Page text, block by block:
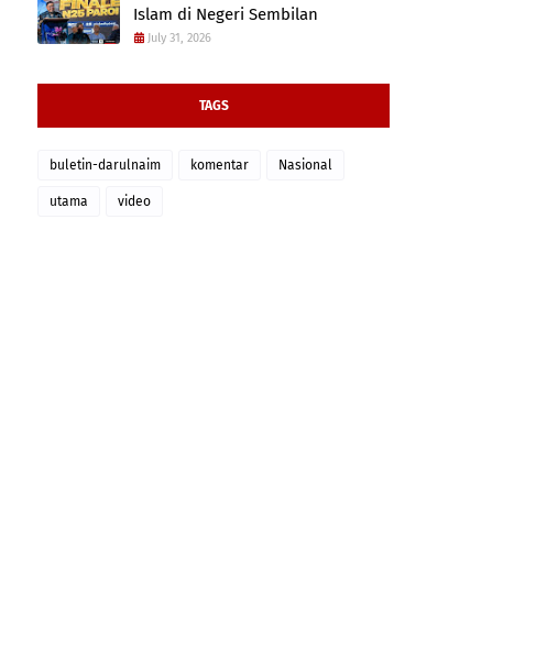
Islam di Negeri Sembilan
July 31, 2026
TAGS
buletin-darulnaim komentar Nasional
utama video